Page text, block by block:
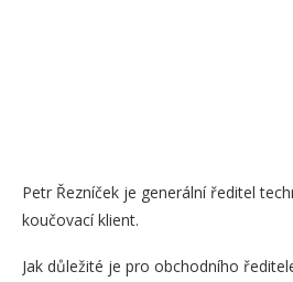
Petr Řezníček je generální ředitel
koučovací klient.
Jak důležité je pro obchodního